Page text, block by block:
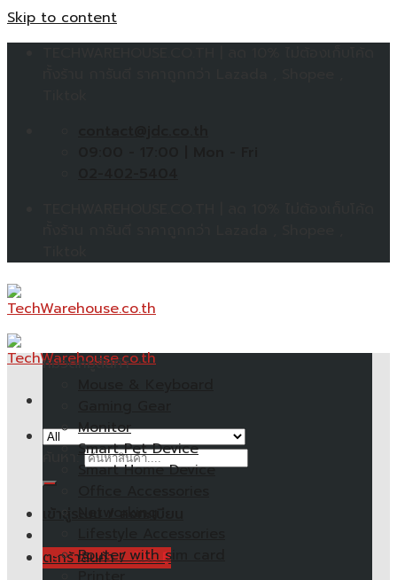
Skip to content
ตะกร้าสินค้า /0.00฿
หมวดหมู่สินค้า
Monitor
Smart Pet Device
Smart Home Device
Router with sim card